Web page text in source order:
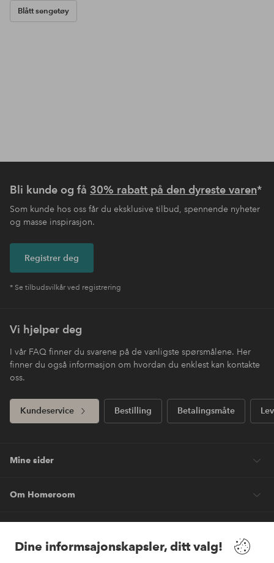
Dine informsajonskapsler, ditt valg!
Blått sengetøy
Bli kunde og få 30% rabatt på den dyreste varen*
Som kunde hos oss får du eksklusive tilbud, spennende nyheter
og masse inspirasjon.
Registrer deg
* Se tilbudsvilkår ved registrering
Vi hjelper deg
I vår FAQ finner du svarene på de vanligste spørsmålene. Her
finner du også informasjon om hvordan du enklest kan kontakte
oss.
Kundeservice Bestilling Betalingsmåte
Mine sider
Om Homeroom